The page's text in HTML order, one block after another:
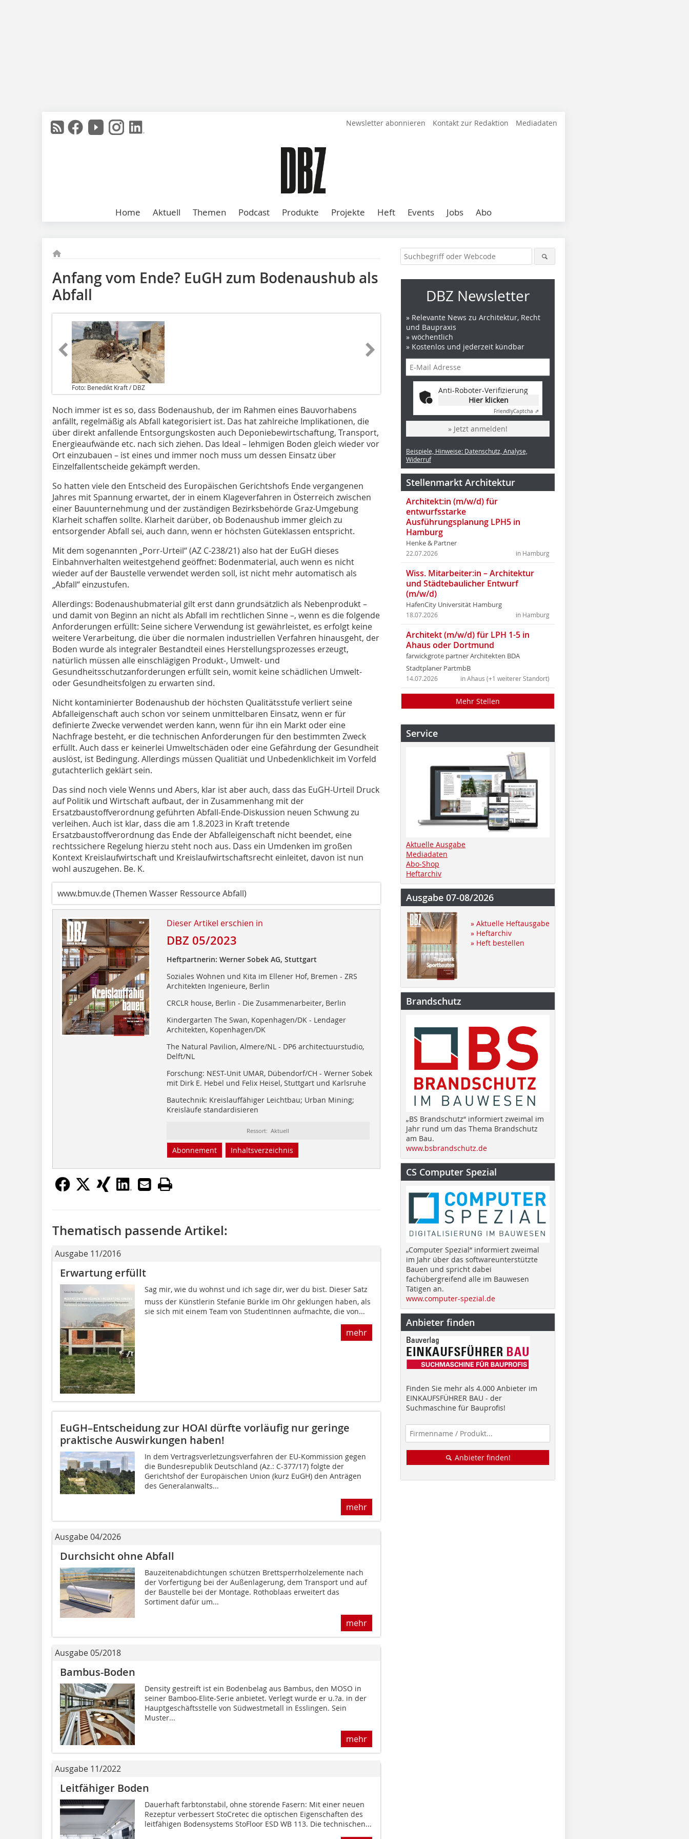
Newsletter abonnieren Kontakt zur Redaktion Mediadaten
Home Aktuell Themen Podcast Produkte Projekte Heft Events Jobs Abo
Anfang vom Ende? EuGH zum Bodenaushub als
Abfall
Foto: Benedikt Kraft / DBZ
Noch immer ist es so, dass Bodenaushub, der im Rahmen eines Bauvorhabens
anfällt, regelmäßig als Abfall kategorisiert ist. Das hat zahlreiche Implikationen, die
über direkt anfallende Entsorgungskosten auch Deponiebewirtschaftung, Transport,
Energieaufwände etc. nach sich ziehen. Das Ideal – lehmigen Boden gleich wieder vor
Ort einzubauen – ist eines und immer noch muss um dessen Einsatz über
Einzelfallentscheide gekämpft werden.
So hatten viele den Entscheid des Europäischen Gerichtshofs Ende vergangenen
Jahres mit Spannung erwartet, der in einem Klageverfahren in Öster­reich zwischen
einer Bauunternehmung und der zuständigen Bezirksbehörde Graz-Umgebung
Klarheit schaffen sollte. Klarheit darüber, ob Bodenaushub immer gleich zu
entsorgender Abfall sei, auch dann, wenn er höchsten Güteklassen entspricht.
Mit dem sogenannten „Porr-Urteil“ (AZ C-238/21) also hat der EuGH dieses
Einbahnverhalten weitestgehend geöffnet: Bodenmaterial, auch wenn es nicht
wieder auf der Baustelle verwendet werden soll, ist nicht mehr automatisch als
„Abfall“ einzustufen.
Allerdings: Bodenaushubmaterial gilt erst dann grundsätzlich als Nebenprodukt –
und damit von Beginn an nicht als Abfall im rechtlichen Sinne –, wenn es die folgende
Anforderungen erfüllt: Seine sichere Verwendung ist gewährleistet, es erfolgt keine
weitere Verarbeitung, die über die normalen industriellen Verfahren hinausgeht, der
Boden wurde als integraler Bestandteil eines Herstellungsprozesses erzeugt,
natürlich müssen alle einschlägigen Produkt-, Umwelt- und
Gesundheitsschutzanforderungen erfüllt sein, womit keine schädlichen Umwelt-
oder Gesundheitsfolgen zu erwarten sind.
Nicht kontaminierter Bodenaushub der höchsten Qualitätsstufe verliert seine
Abfalleigenschaft auch schon vor seinem unmittelbaren Einsatz, wenn er für
definierte Zwecke verwendet werden kann, wenn für ihn ein Markt oder eine
Nachfrage besteht, er die technischen Anforderungen für den bestimmten Zweck
erfüllt. Auch dass er keinerlei Umweltschäden oder eine Gefährdung der Gesundheit
auslöst, ist Bedingung. Allerdings müssen Qualitiät und Unbedenklichkeit im Vorfeld
gutachterlich geklärt sein.
Das sind noch viele Wenns und Abers, klar ist aber auch, dass das EuGH-Urteil Druck
auf Politik und Wirtschaft aufbaut, der in Zusammenhang mit der
Ersatzbaustoffverordnung geführten Abfall-Ende-Diskussion neuen Schwung zu
verleihen. Auch ist klar, dass die am 1.8.2023 in Kraft tretende
Ersatzbaustoffverordnung das Ende der Abfalleigenschaft nicht beendet, eine
rechts­sichere Regelung hierzu steht noch aus. Dass ein Umdenken im großen
Kontext Kreislaufwirtschaft und Kreislaufwirtschaftsrecht einleitet, davon ist nun
wohl auszugehen. Be. K.
www.bmuv.de (Themen Wasser Ressource Abfall)
Dieser Artikel erschien in
DBZ 05/2023
Heftpartnerin: Werner Sobek AG, Stuttgart
Soziales Wohnen und Kita im Ellener Hof, Bremen - ZRS
Architekten Ingenieure, Berlin
CRCLR house, Berlin - Die Zusammenarbeiter, Berlin
Kindergarten The Swan, Kopenhagen/DK - Lendager
Architekten, Kopenhagen/DK
The Natural Pavilion, Almere/NL - DP6 architectuurstudio,
Delft/NL
Forschung: NEST-Unit UMAR, Dübendorf/CH - Werner Sobek
mit Dirk E. Hebel und Felix Heisel, Stuttgart und Karlsruhe
Bautechnik: Kreislauffähiger Leichtbau; Urban Mining;
Kreisläufe standardisieren
Ressort: Aktuell
Abonnement Inhaltsverzeichnis
Thematisch passende Artikel:
Ausgabe 11/2016
Erwartung erfüllt
Sag mir, wie du wohnst und ich sage dir, wer du bist. Dieser Satz
muss der Künstlerin Stefanie Bürkle im Ohr geklungen haben, als
sie sich mit einem Team von StudentInnen aufmachte, die von...
mehr
EuGH–Entscheidung zur HOAI dürfte vorläufig nur geringe
praktische Auswirkungen haben!
In dem Vertragsverletzungsverfahren der EU-Kommission gegen
die Bundesrepublik Deutschland (Az.: C-377/17) folgte der
Gerichtshof der Europäischen Union (kurz EuGH) den Anträgen
des Generalanwalts...
mehr
Ausgabe 04/2026
Durchsicht ohne Abfall
Bauzeitenabdichtungen schützen Brettsperrholzelemente nach
der Vorfertigung bei der Außenlagerung, dem Transport und auf
der Baustelle bei der Montage. Rothoblaas erweitert das
Sortiment dafür um...
mehr
Ausgabe 05/2018
Bambus-Boden
Density gestreift ist ein Bodenbelag aus Bambus, den MOSO in
seiner Bamboo-Elite-Serie anbietet. Verlegt wurde er u.?a. in der
Hauptgeschäftsstelle von Südwestmetall in Esslingen. Sein
Muster...
mehr
Ausgabe 11/2022
Leitfähiger Boden
Dauerhaft farbtonstabil, ohne störende Fasern: Mit einer neuen
Rezeptur verbessert StoCretec die optischen Eigenschaften des
leitfähigen Bodensystems StoFloor ESD WB 113. Die technischen...
DBZ Newsletter
» Relevante News zu Architektur, Recht
und Baupraxis
» wöchentlich
» Kostenlos und jederzeit kündbar
Anti-Roboter-Verifizierung
Hier klicken
FriendlyCaptcha ⇗
» Jetzt anmelden!
Beispiele, Hinweise: Datenschutz, Analyse,
Widerruf
Stellenmarkt Architektur
Architekt:in (m/w/d) für
entwurfsstarke
Ausführungsplanung LPH5 in
Hamburg
Henke & Partner
in Hamburg
22.07.2026
Wiss. Mitarbeiter:in – Architektur
und Städtebaulicher Entwurf
(m/w/d)
HafenCity Universität Hamburg
in Hamburg
18.07.2026
Architekt (m/w/d) für LPH 1-5 in
Ahaus oder Dortmund
farwickgrote partner Architekten BDA
Stadtplaner PartmbB
in Ahaus (+1 weiterer Standort)
14.07.2026
Mehr Stellen
Service
Aktuelle Ausgabe
Mediadaten
Abo-Shop
Heftarchiv
Ausgabe 07-08/2026
» Aktuelle Heftausgabe
» Heftarchiv
» Heft bestellen
Brandschutz
„BS Brandschutz“ informiert zweimal im
Jahr rund um das Thema Brandschutz
am Bau.
www.bsbrandschutz.de
CS Computer Spezial
„Computer Spezial“ informiert zweimal
im Jahr über das softwareunterstützte
Bauen und spricht dabei
fachübergreifend alle im Bauwesen
Tätigen an.
www.computer-spezial.de
Anbieter finden
Finden Sie mehr als 4.000 Anbieter im
EINKAUFSFÜHRER BAU - der
Suchmaschine für Bauprofis!
Anbieter finden!